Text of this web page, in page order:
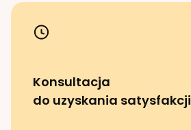
Konsultacja
do uzyskania satysfakcji